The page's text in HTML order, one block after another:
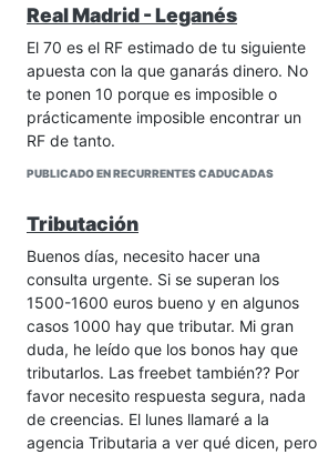
Real Madrid - Leganés
El 70 es el RF estimado de tu siguiente
apuesta con la que ganarás dinero. No
te ponen 10 porque es imposible o
prácticamente imposible encontrar un
RF de tanto.
PUBLICADO EN RECURRENTES CADUCADAS
Tributación
Buenos días, necesito hacer una
consulta urgente. Si se superan los
1500-1600 euros bueno y en algunos
casos 1000 hay que tributar. Mi gran
duda, he leído que los bonos hay que
tributarlos. Las freebet también?? Por
favor necesito respuesta segura, nada
de creencias. El lunes llamaré a la
agencia Tributaria a ver qué dicen, pero